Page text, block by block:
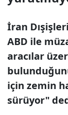
İran
ABD ile
aracılar
için zemin
sürüyor"